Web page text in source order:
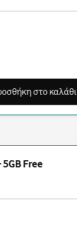
στο καλάθι
5GB Free